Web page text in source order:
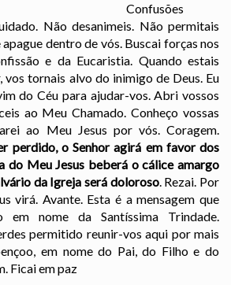
Confusões
Não desanimeis. Não permitais
apague dentro de vós. Buscai forças nos
e da Eucaristia. Quando estais
vos tornais alvo do inimigo de Deus. Eu
do Céu para ajudar-vos. Abri vossos
ao Meu Chamado. Conheço vossas
ao Meu Jesus por vós. Coragem.
perdido, o Senhor agirá em favor dos
do Meu Jesus beberá o cálice amargo
da Igreja será doloroso. Rezai. Por
virá. Avante. Esta é a mensagem que
em nome da Santíssima Trindade.
permitido reunir-vos aqui por mais
em nome do Pai, do Filho e do
Ficai em paz